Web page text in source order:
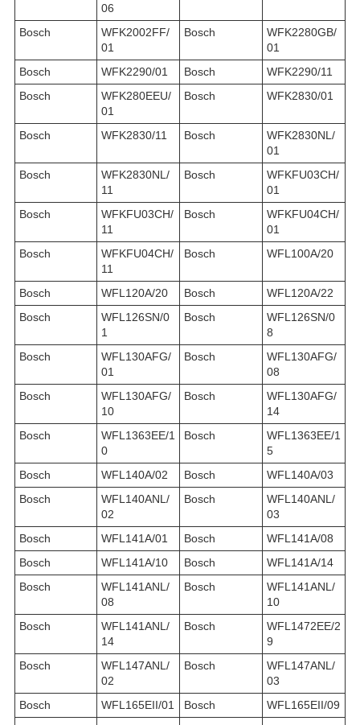
06
Bosch
WFK2002FF/
01
Bosch
WFK2280GB/
01
Bosch
WFK2290/01 Bosch
WFK2290/11
Bosch
WFK280EEU/
01
Bosch WFK2830/01
Bosch WFK2830/11 Bosch
WFK2830NL/
01
Bosch
WFK2830NL/
11
Bosch
WFKFU03CH/
01
Bosch
WFKFU03CH/
11
Bosch
WFKFU04CH/
01
Bosch
WFKFU04CH/
11
Bosch WFL100A/20
Bosch WFL120A/20 Bosch
WFL120A/22
Bosch
WFL126SN/0
1
Bosch
WFL126SN/0
8
Bosch
WFL130AFG/
01
Bosch
WFL130AFG/
08
Bosch
WFL130AFG/
10
Bosch
WFL130AFG/
14
Bosch
WFL1363EE/1
0
Bosch
WFL1363EE/1
5
Bosch
WFL140A/02 Bosch
WFL140A/03
Bosch
WFL140ANL/
02
Bosch
WFL140ANL/
03
Bosch
WFL141A/01 Bosch
WFL141A/08
Bosch
WFL141A/10 Bosch
WFL141A/14
Bosch
WFL141ANL/
08
Bosch
WFL141ANL/
10
Bosch
WFL141ANL/
14
Bosch
WFL1472EE/2
9
Bosch
WFL147ANL/
02
Bosch
WFL147ANL/
03
Bosch
WFL165EII/01 Bosch
WFL165EII/09